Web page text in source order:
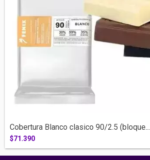
Cobertura Blanco clasico 90/2.5 (bloque...
$71.390